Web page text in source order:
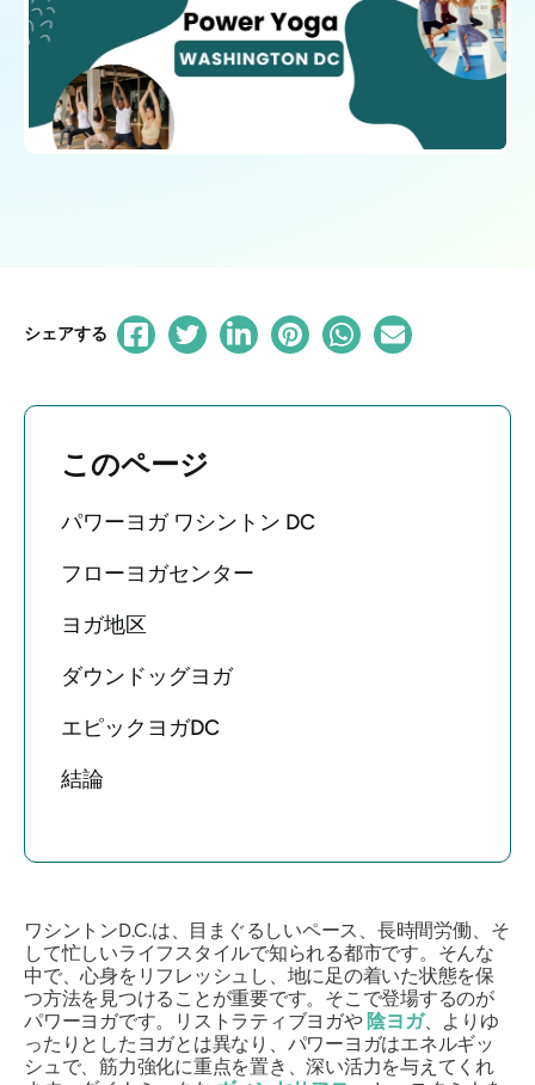
シェアする
このページ
パワーヨガ ワシントン DC
フローヨガセンター
ヨガ地区
ダウンドッグヨガ
エピックヨガDC
結論
ワシントンD.C.は、目まぐるしいペース、長時間労働、そ
して忙しいライフスタイルで知られる都市です。そんな
中で、心身をリフレッシュし、地に足の着いた状態を保
つ方法を見つけることが重要です。そこで登場するのが
パワーヨガです。リストラティブヨガや 陰ヨガ、よりゆ
ったりとしたヨガとは異なり、パワーヨガはエネルギッ
シュで、筋力強化に重点を置き、深い活力を与えてくれ